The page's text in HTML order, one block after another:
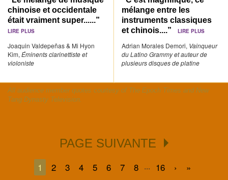
chinoise et occidentale
était vraiment super......”
LIRE PLUS
Joaquin Valdepeñas & Mi Hyon
Kim, Éminents clarinettiste et
violoniste
mélange entre les
instruments classiques
et chinois....”LIRE PLUS
Adrian Morales Demori, Vainqueur
du Latino Grammy et auteur de
plusieurs disques de platine
All audience member quotes courtesy of The Epoch Times and New
Tang Dynasty Television.
PAGE SUIVANTE
1 2 3 4 5 6 7 8 ... 16 › »